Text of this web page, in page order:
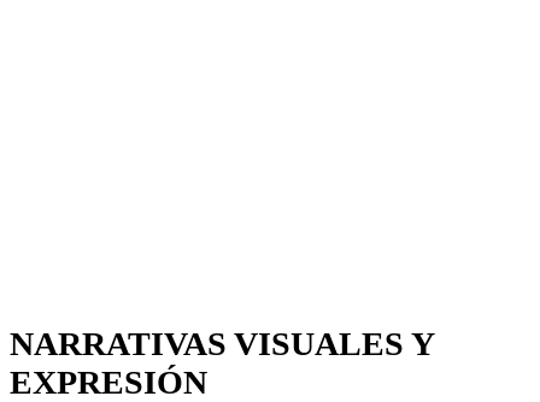
NARRATIVAS VISUALES Y
EXPRESIÓN